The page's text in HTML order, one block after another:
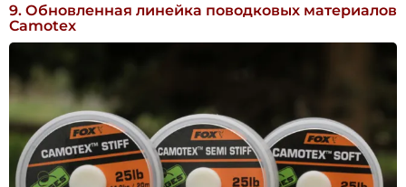
9. Обновленная линейка поводковых материалов
Camotex